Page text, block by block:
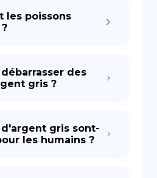
les poissons
des
gris ?
d'argent gris sont-
les humains ?